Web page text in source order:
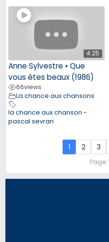
4:25
Anne Sylvestre • Que
vous êtes beaux (1986)
66views
La chance aux chansons
la chance aux chanson -
pascal sevran
1 2 3
Page